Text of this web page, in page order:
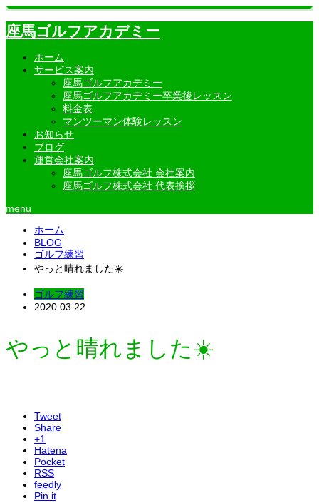
座馬ゴルフアカデミー
ホーム
サービス案内
座馬ゴルフアカデミー
座馬ゴルフアカデミー卒業後レッスン
料金表
マンツーマン体験レッスン
お知らせ
ブログ
運営会社案内
座馬ゴルフ株式会社 会社案内
座馬ゴルフ株式会社 代表挨拶
menu
ホーム
BLOG
ゴルフ練習
やっと晴れました☀️
ゴルフ練習
2020.03.22
やっと晴れました☀️
Tweet
Share
+1
Hatena
Pocket
RSS
feedly
Pin it